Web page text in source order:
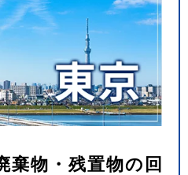
棄物・残置物の回